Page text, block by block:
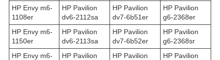
HP Envy m6-
1108er
HP Pavilion
dv6-2112sa
HP Pavilion
dv7-6b51er
HP Pavilion
g6-2368er
HP Envy m6-
1150er
HP Pavilion
dv6-2113sa
HP Pavilion
dv7-6b52er
HP Pavilion
g6-2368sr
HP Envy m6-
HP Pavilion
HP Pavilion
HP Pavilion